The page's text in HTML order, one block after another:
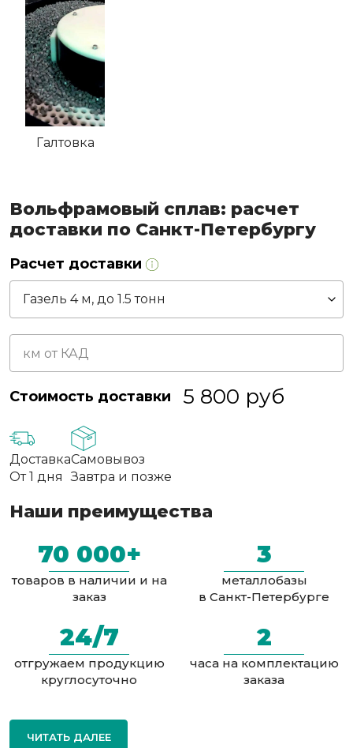
Галтовка
Вольфрамовый сплав: расчет
доставки по Санкт-Петербургу
Расчет доставки
Стоимость доставки 5 800 руб
Доставка
От 1 дня
Самовывоз
Завтра и позже
Наши преимущества
70 000+
товаров в наличии и на
заказ
3
металлобазы
в Санкт-Петербурге
24/7
отгружаем продукцию
круглосуточно
2
часа на комплектацию
заказа
ЧИТАТЬ ДАЛЕЕ